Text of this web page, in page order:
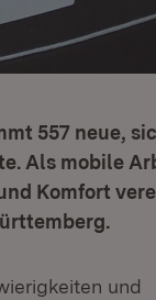
557 neue,
Als mobile
Komfort
und